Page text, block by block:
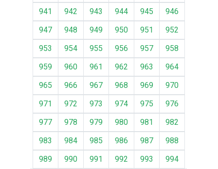
941
942 943 944 945
946
947
948 949 950 951
952
953
954 955 956 957
958
959
960 961 962 963
964
965
966 967 968 969
970
971
972 973 974 975
976
977
978 979 980 981
982
983
984 985 986 987
988
989
990 991 992 993
994